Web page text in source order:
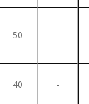
50 -
40 -